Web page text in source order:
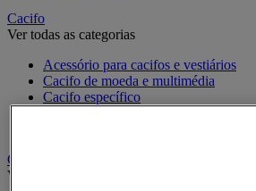
Cacifo
Ver todas as categorias
Acessório para cacifos e vestiários
Cacifo de moeda e multimédia
Cacifo específico
Carro e reboque de movimentação industriais
Ver todas as categorias